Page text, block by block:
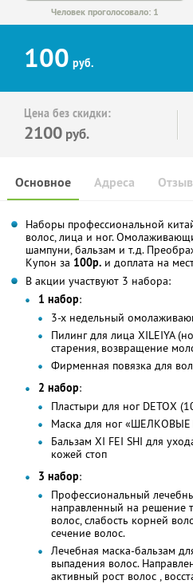
Человек проголосовало: 1
100 руб.
Цена без скидки:
2100 руб.
Основное Адреса
Наборы профессиональной
волос, лица и ног.
шампуни, бальзам и т.д.
Купон за 100р. и доплата на
В акции участвуют 3 набора:
1 набор:
3-х недельный
Пилинг для лица XILEIYA
старения, возвращение
Фирменная повязка для
2 набор:
Пластыри для ног DETOХ
Маска для ног
Бальзам XI FEI SHI для
кожей стоп
3 набор:
Профессиональный
направленный на решение
волос, слабость корней
сечение волос.
Лечебная маска-бальзам
выпадения волос.
активный рост волос ,